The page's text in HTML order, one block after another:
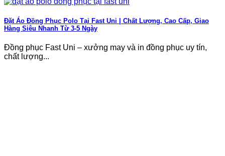
Đặt Áo Đồng Phục Polo Tại Fast Uni | Chất Lượng, Cao Cấp, Giao
Hàng Siêu Nhanh Từ 3-5 Ngày
Đồng phục Fast Uni – xưởng may và in đồng phục uy tín,
chất lượng...